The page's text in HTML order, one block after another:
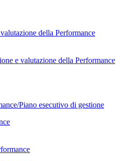
della Performance
e valutazione della Performance
Piano esecutivo di gestione